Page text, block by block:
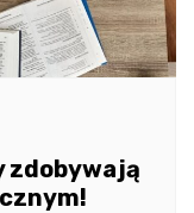
zdobywają